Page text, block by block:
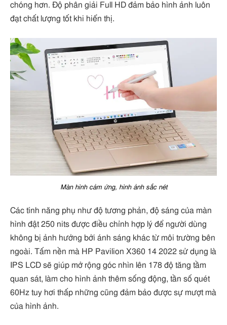
chóng hơn. Độ phân giải Full HD đảm bảo hình ảnh luôn
đạt chất lượng tốt khi hiển thị.
Màn hình cảm ứng, hình ảnh sắc nét
Các tính năng phụ như độ tương phản, độ sáng của màn
hình đật 250 nits được điều chỉnh hợp lý để người dùng
không bị ảnh hưởng bởi ánh sáng khác từ môi trường bên
ngoài. Tấm nền mà HP Pavilion X360 14 2022 sử dụng là
IPS LCD sẽ giúp mở rộng góc nhìn lên 178 độ tăng tầm
quan sát, làm cho hình ảnh thêm sống động, tần số quét
60Hz tuy hơi thấp những cũng đảm bảo được sự mượt mà
của hình ảnh.